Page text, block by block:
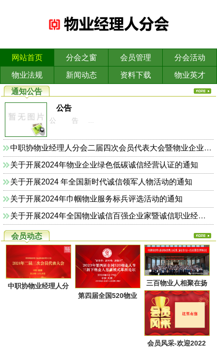
网站首页 分会之窗 会员管理 分会活动
物业法规 新闻动态 资料下载
物业英才
通知公告
公告
公 告 ...
中职协物业经理人分会二届四次会员代表大会暨物业企业依法合规诚信经营主题研讨会的通知
关于开展2024年物业企业绿色低碳诚信经营认证的通知
关于开展2024 年全国新时代诚信领军人物活动的通知
关于开展2024年巾帼物业服务标兵评选活动的通知
关于开展2024年全国物业诚信百强企业家暨诚信职业经理人的通知
会员动态
中职协物业经理人分
第四届全国520物业
三百物业人相聚在扬
州又一次共同点燃起
物业经理人分会的圣
火，开启了旅居养老
的融合新思路！
会员风采-欢迎2022